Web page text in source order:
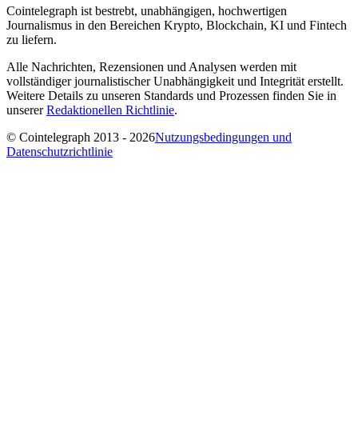
Cointelegraph ist bestrebt, unabhängigen, hochwertigen
Journalismus in den Bereichen Krypto, Blockchain, KI und Fintech
zu liefern.
Alle Nachrichten, Rezensionen und Analysen werden mit
vollständiger journalistischer Unabhängigkeit und Integrität erstellt.
Weitere Details zu unseren Standards und Prozessen finden Sie in
unsererRedaktionellen Richtlinie.
© Cointelegraph 2013 - 2026Nutzungsbedingungen und
Datenschutzrichtlinie